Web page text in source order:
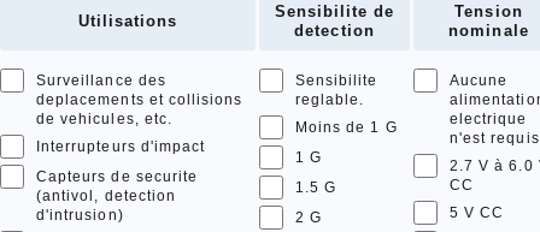
Utilisations
Surveillance des
deplacements et collisions
de vehicules, etc.
Interrupteurs d'impact
Capteurs de securite
(antivol, detection
d'intrusion)
Sensibilite de
detection
Sensibilite
reglable.
Moins de 1 G
1 G
1.5 G
2 G
Tension
nominale
Aucune
electrique
n'est
2.7 V à 6.0
CC
5 V CC